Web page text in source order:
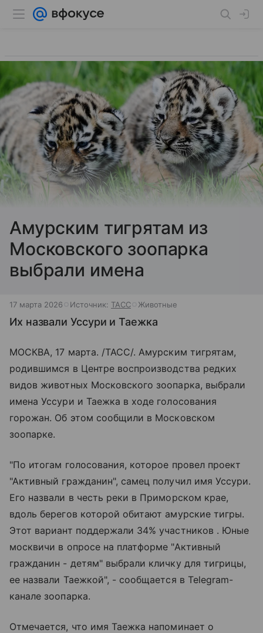
Амурским тигрятам из
Московского зоопарка
выбрали имена
17 марта 2026 Источник: ТАСС Животные
Их назвали Уссури и Таежка
МОСКВА, 17 марта. /ТАСС/. Амурским тигрятам,
родившимся в Центре воспроизводства редких
видов животных Московского зоопарка, выбрали
имена Уссури и Таежка в ходе голосования
горожан. Об этом сообщили в Московском
зоопарке.
"По итогам голосования, которое провел проект
"Активный гражданин", самец получил имя Уссури.
Его назвали в честь реки в Приморском крае,
вдоль берегов которой обитают амурские тигры.
Этот вариант поддержали 34% участников . Юные
москвичи в опросе на платформе "Активный
гражданин - детям" выбрали кличку для тигрицы,
ее назвали Таежкой", - сообщается в Telegram-
канале зоопарка.
Отмечается, что имя Таежка напоминает о